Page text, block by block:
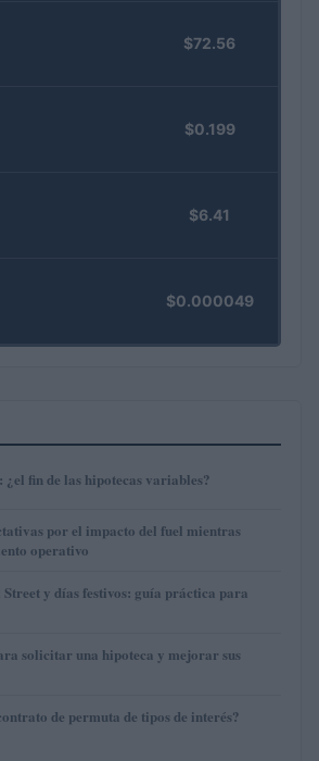
$72.56
$0.199
$6.41
$0.000049
fin de las hipotecas variables?
por el impacto del fuel mientras
operativo
y días festivos: guía práctica para
solicitar una hipoteca y mejorar sus
de permuta de tipos de interés?